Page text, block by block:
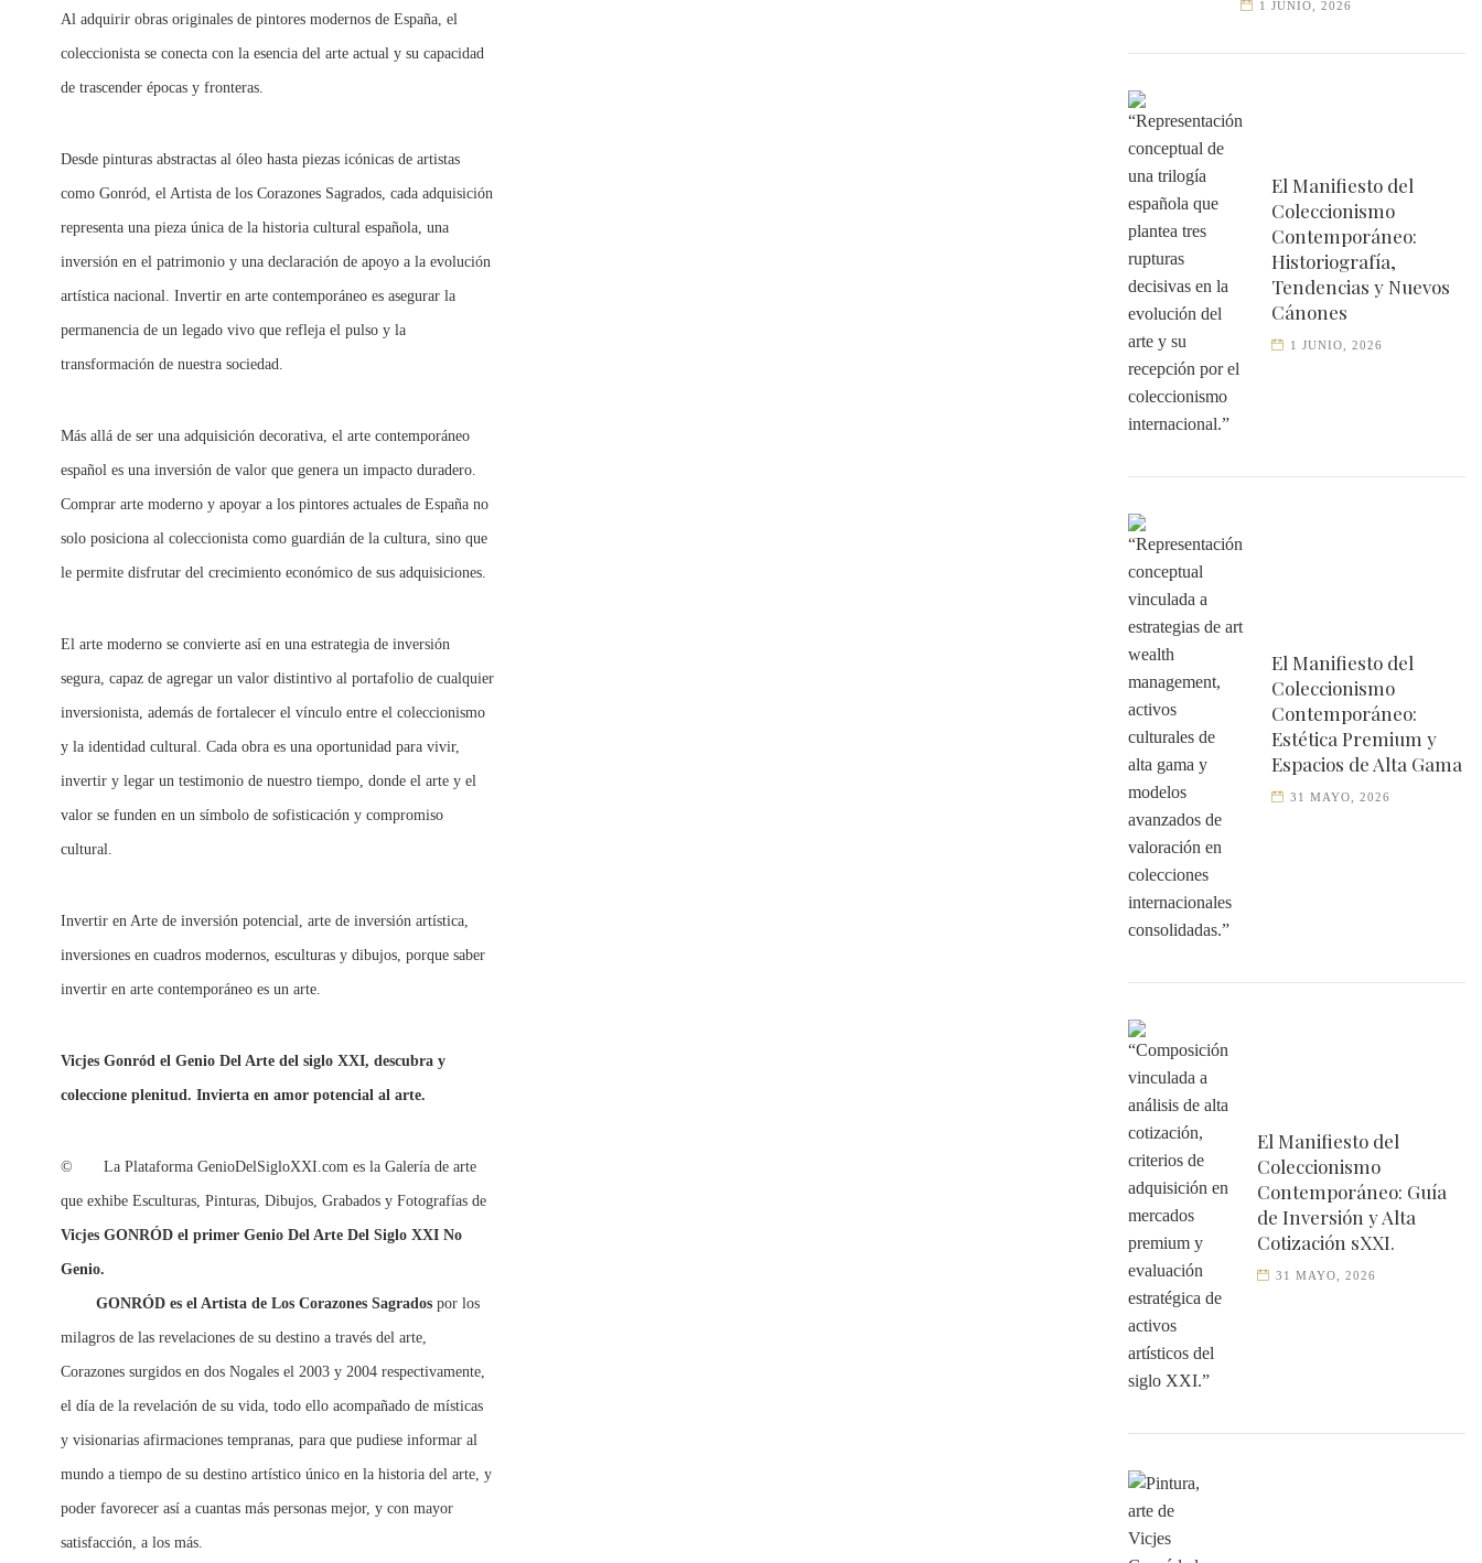
Al adquirir obras originales de pintores modernos de España, el
coleccionista se conecta con la esencia del arte actual y su capacidad
de trascender épocas y fronteras.
Desde pinturas abstractas al óleo hasta piezas icónicas de artistas
como Gonród, el Artista de los Corazones Sagrados, cada adquisición
representa una pieza única de la historia cultural española, una
inversión en el patrimonio y una declaración de apoyo a la evolución
artística nacional. Invertir en arte contemporáneo es asegurar la
permanencia de un legado vivo que refleja el pulso y la
transformación de nuestra sociedad.
Más allá de ser una adquisición decorativa, el arte contemporáneo
español es una inversión de valor que genera un impacto duradero.
Comprar arte moderno y apoyar a los pintores actuales de España no
solo posiciona al coleccionista como guardián de la cultura, sino que
le permite disfrutar del crecimiento económico de sus adquisiciones.
El arte moderno se convierte así en una estrategia de inversión
segura, capaz de agregar un valor distintivo al portafolio de cualquier
inversionista, además de fortalecer el vínculo entre el coleccionismo
y la identidad cultural. Cada obra es una oportunidad para vivir,
invertir y legar un testimonio de nuestro tiempo, donde el arte y el
valor se funden en un símbolo de sofisticación y compromiso
cultural.
Invertir en Arte de inversión potencial, arte de inversión artística,
inversiones en cuadros modernos, esculturas y dibujos, porque saber
invertir en arte contemporáneo es un arte.
Vicjes Gonród el Genio Del Arte del siglo XXI, descubra y
coleccione plenitud. Invierta en amor potencial al arte.
© La Plataforma GenioDelSigloXXI.com es la Galería de arte
que exhibe Esculturas, Pinturas, Dibujos, Grabados y Fotografías de
Vicjes GONRÓD el primer Genio Del Arte Del Siglo XXI No
Genio.
GONRÓD es el Artista de Los Corazones Sagrados por los
milagros de las revelaciones de su destino a través del arte,
Corazones surgidos en dos Nogales el 2003 y 2004 respectivamente,
el día de la revelación de su vida, todo ello acompañado de místicas
y visionarias afirmaciones tempranas, para que pudiese informar al
mundo a tiempo de su destino artístico único en la historia del arte, y
poder favorecer así a cuantas más personas mejor, y con mayor
satisfacción, a los más.
1 JUNIO, 2026
El Manifiesto del
Coleccionismo
Contemporáneo:
Historiografía,
Tendencias y Nuevos
Cánones
1 JUNIO, 2026
El Manifiesto del
Coleccionismo
Contemporáneo:
Estética Premium y
Espacios de Alta Gama
31 MAYO, 2026
El Manifiesto del
Coleccionismo
Contemporáneo: Guía
de Inversión y Alta
Cotización sXXI.
31 MAYO, 2026